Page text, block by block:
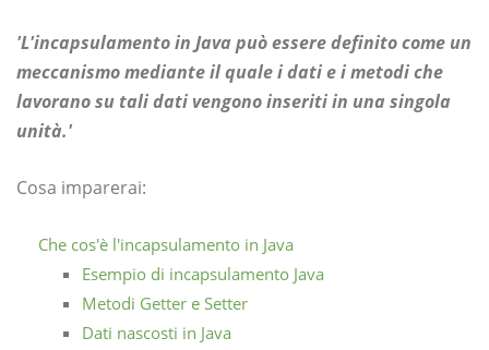
'L'incapsulamento in Java può essere definito come un
meccanismo mediante il quale i dati e i metodi che
lavorano su tali dati vengono inseriti in una singola
unità.'
Cosa imparerai:
Che cos'è l'incapsulamento in Java
Esempio di incapsulamento Java
Metodi Getter e Setter
Dati nascosti in Java